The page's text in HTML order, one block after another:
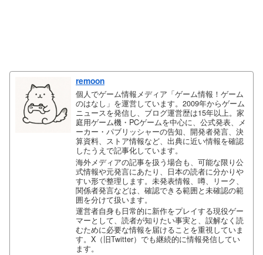
remoon
個人でゲーム情報メディア「ゲーム情報！ゲーム
のはなし」を運営しています。2009年からゲーム
ニュースを発信し、ブログ運営歴は15年以上。家
庭用ゲーム機・PCゲームを中心に、公式発表、メ
ーカー・パブリッシャーの告知、開発者発言、決
算資料、ストア情報など、出典に近い情報を確認
したうえで記事化しています。
海外メディアの記事を扱う場合も、可能な限り公
式情報や元発言にあたり、日本の読者に分かりや
すい形で整理します。未発表情報、噂、リーク、
関係者発言などは、確認できる範囲と未確認の範
囲を分けて扱います。
運営者自身も日常的に新作をプレイする現役ゲー
マーとして、読者が知りたい事実と、誤解なく読
むために必要な情報を届けることを重視していま
す。X（旧Twitter）でも継続的に情報発信してい
ます。